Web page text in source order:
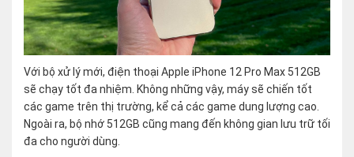
Với bộ xử lý mới, điện thoại Apple iPhone 12 Pro Max 512GB
sẽ chạy tốt đa nhiệm. Không những vậy, máy sẽ chiến tốt
các game trên thị trường, kể cả các game dung lượng cao.
Ngoài ra, bộ nhớ 512GB cũng mang đến không gian lưu trữ tối
đa cho người dùng.